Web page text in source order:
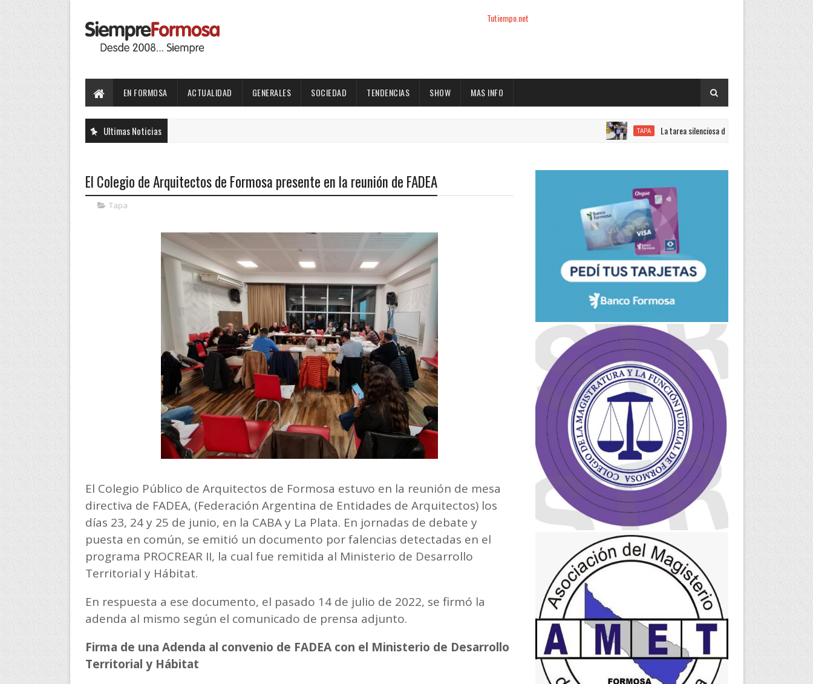
Tutiempo.net
EN FORMOSA ACTUALIDAD GENERALES SOCIEDAD TENDENCIAS SHOW MAS INFO
Ultimas Noticias TAPA La tarea silenciosa de quienes trabajan con el objetivo de
El Colegio de Arquitectos de Formosa presente en la reunión de FADEA
Tapa
El Colegio Público de Arquitectos de Formosa estuvo en la reunión de mesa
directiva de FADEA, (Federación Argentina de Entidades de Arquitectos) los
días 23, 24 y 25 de junio, en la CABA y La Plata. En jornadas de debate y
puesta en común, se emitió un documento por falencias detectadas en el
programa PROCREAR II, la cual fue remitida al Ministerio de Desarrollo
Territorial y Hábitat.
En respuesta a ese documento, el pasado 14 de julio de 2022, se firmó la
adenda al mismo según el comunicado de prensa adjunto.
Firma de una Adenda al convenio de FADEA con el Ministerio de Desarrollo
Territorial y Hábitat